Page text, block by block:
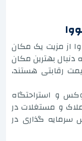
از مزیت یک مکان
دنبال بهترین مکان
رقابتی هستند،
و استراحتگاه
و مستغلات در
سرمایه گذاری در